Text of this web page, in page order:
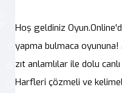
Hoş geldiniz
yapma bulmaca
zıt anlamlılar ile dolu
Harfleri çözmeli ve